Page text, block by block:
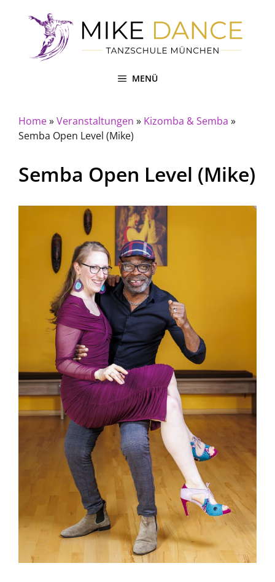
MENÜ
Home»Veranstaltungen » Kizomba & Semba »
Semba Open Level (Mike)
Semba Open Level (Mike)